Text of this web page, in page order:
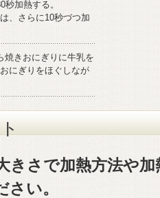
加熱する。
、さらに10秒づつ加
焼きおにぎりに牛乳を
にぎりをほぐしなが
きさで加熱方法や
い。